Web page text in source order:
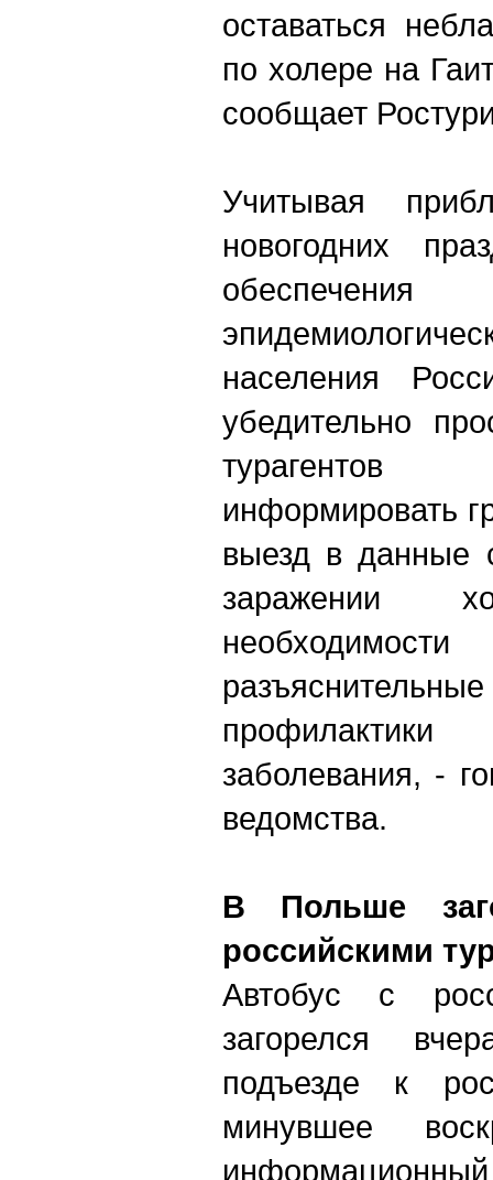
оставаться
по холере на
сообщает
Учитывая
новогодних
населения
убедительно
информировать
выезд в данные
заражении
заболевания, -
ведомства.
В Польше
российскими
Автобус с
загорелся
подъезде к
минувшее
информационный